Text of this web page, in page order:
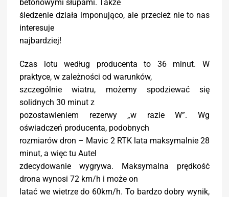
betonowymi słupami. Także
śledzenie działa imponująco, ale przecież nie to nas
interesuje
najbardziej!
Czas lotu według producenta to 36 minut. W
praktyce, w zależności od warunków,
szczególnie wiatru, możemy spodziewać się
solidnych 30 minut z
pozostawieniem rezerwy „w razie W”. Wg
oświadczeń producenta, podobnych
rozmiarów dron – Mavic 2 RTK lata maksymalnie 28
minut, a więc tu Autel
zdecydowanie wygrywa. Maksymalna prędkość
drona wynosi 72 km/h i może on
latać we wietrze do 60km/h. To bardzo dobry wynik,